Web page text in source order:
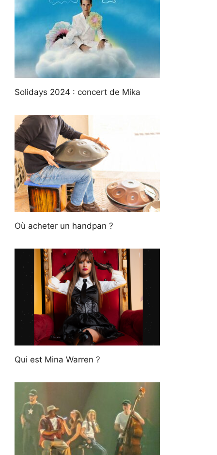
Solidays 2024 : concert de Mika
Où acheter un handpan ?
Qui est Mina Warren ?